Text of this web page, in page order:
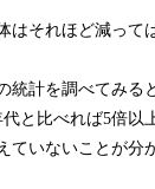
それほど減って
統計を調べてみる
と比べれば5倍以
ていないことが分